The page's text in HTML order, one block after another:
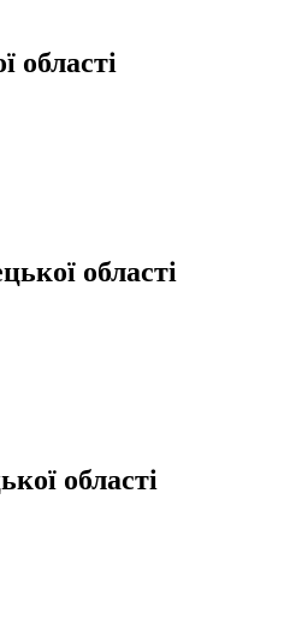
області
області
області